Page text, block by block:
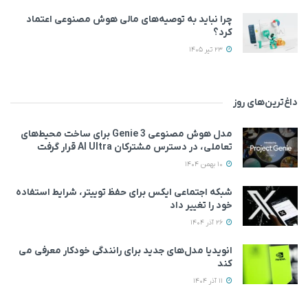
چرا نباید به توصیه‌های مالی هوش مصنوعی اعتماد
کرد؟
داغ‌ترین‌های روز
مدل هوش مصنوعی Genie 3 برای ساخت محیط‌های
تعاملی، در دسترس مشترکان AI Ultra قرار گرفت
شبکه اجتماعی ایکس برای حفظ توییتر، شرایط استفاده
خود را تغییر داد
انویدیا مدل‌های جدید برای رانندگی خودکار معرفی می
کند